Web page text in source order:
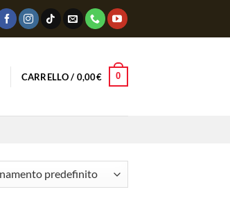
CARRELLO / 0,00€ 0